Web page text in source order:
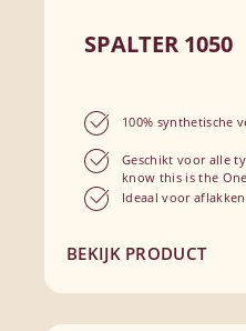
SPALTER 1050
100% synthetische
Geschikt voor alle
know this is the
Ideaal voor aflakken
BEKIJK PRODUCT